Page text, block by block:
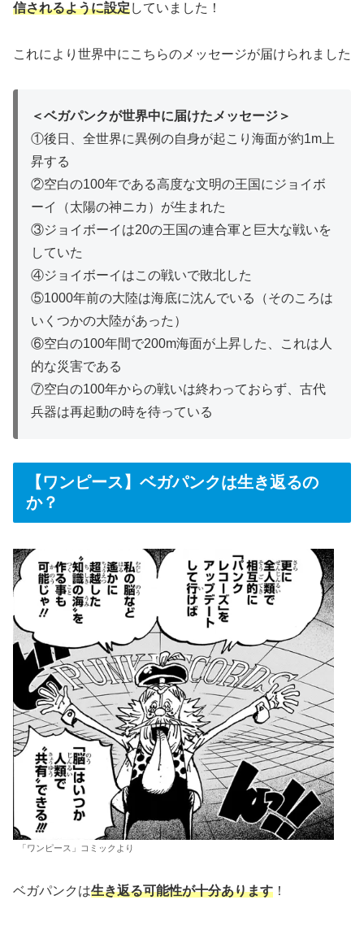
信されるように設定していました！
これにより世界中にこちらのメッセージが届けられました
＜ベガパンクが世界中に届けたメッセージ＞
①後日、全世界に異例の自身が起こり海面が約1m上
昇する
②空白の100年である高度な文明の王国にジョイボ
ーイ（太陽の神ニカ）が生まれた
③ジョイボーイは20の王国の連合軍と巨大な戦いを
していた
④ジョイボーイはこの戦いで敗北した
⑤1000年前の大陸は海底に沈んでいる（そのころは
いくつかの大陸があった）
⑥空白の100年間で200m海面が上昇した、これは人
的な災害である
⑦空白の100年からの戦いは終わっておらず、古代
兵器は再起動の時を待っている
【ワンピース】ベガパンクは生き返るの
か？
「ワンピース」コミックより
ベガパンクは生き返る可能性が十分あります ！